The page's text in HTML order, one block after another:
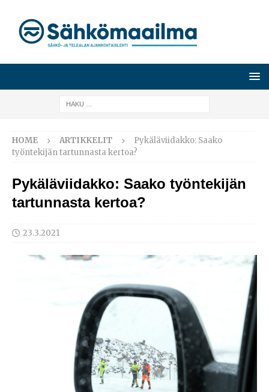
HOME ARTIKKELIT
Pykäläviidakko: Saako
työntekijän tartunnasta kertoa?
Pykäläviidakko: Saako työntekijän
tartunnasta kertoa?
23.3.2021